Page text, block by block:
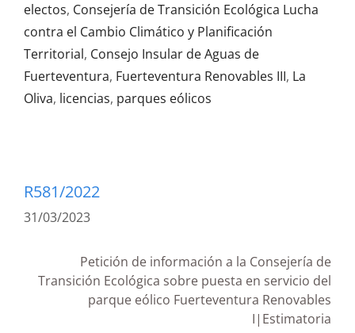
electos, Consejería de Transición Ecológica Lucha
contra el Cambio Climático y Planificación
Territorial, Consejo Insular de Aguas de
Fuerteventura, Fuerteventura Renovables III, La
Oliva, licencias, parques eólicos
R581/2022
31/03/2023
Petición de información a la Consejería de
Transición Ecológica sobre puesta en servicio del
parque eólico Fuerteventura Renovables
I|Estimatoria